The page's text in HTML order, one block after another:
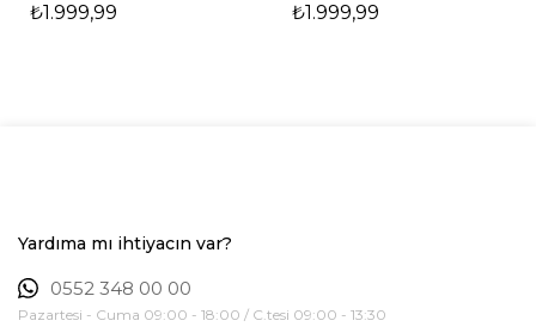
₺1.999,99 ₺1.999,99
Yardıma mı ihtiyacın var?
0552 348 00 00
Pazartesi - Cuma 09:00 - 18:00 / C.tesi 09:00 - 13:30